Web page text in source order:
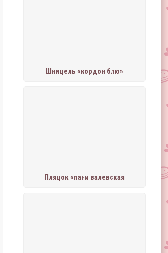
Шницель «кордон блю»
Пляцок «пани валевская